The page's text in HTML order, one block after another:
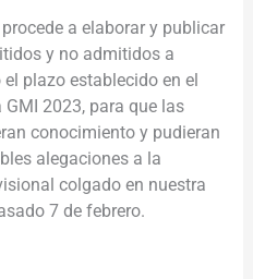
a elaborar y publicar
y no admitidos a
plazo establecido en el
2023, para que las
conocimiento y pudieran
alegaciones a la
colgado en nuestra
7 de febrero.